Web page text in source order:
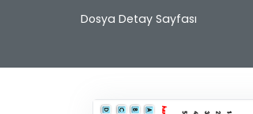
Dosya Detay Sayfası